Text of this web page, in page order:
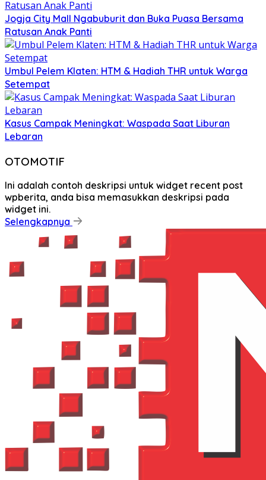
Jogja City Mall Ngabuburit dan Buka Puasa Bersama
Ratusan Anak Panti
Umbul Pelem Klaten: HTM & Hadiah THR untuk Warga
Setempat
Kasus Campak Meningkat: Waspada Saat Liburan
Lebaran
OTOMOTIF
Ini adalah contoh deskripsi untuk widget recent post
wpberita, anda bisa memasukkan deskripsi pada
widget ini.
Selengkapnya